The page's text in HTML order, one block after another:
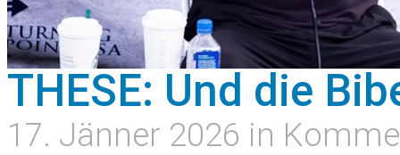
THESE: Und die
17. Jänner 2026 in